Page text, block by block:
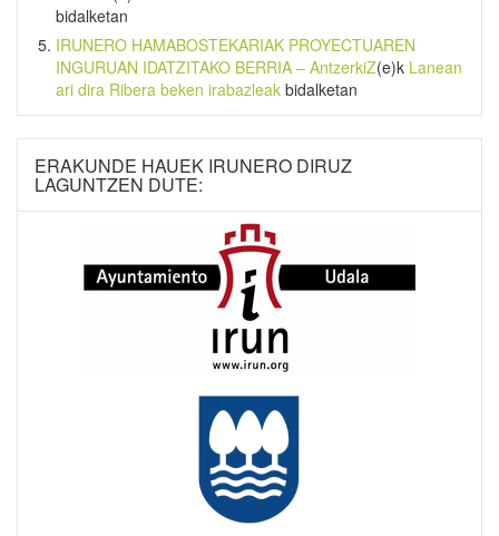
bidalketan
IRUNERO HAMABOSTEKARIAK PROYECTUAREN
INGURUAN IDATZITAKO BERRIA – AntzerkiZ(e)k Lanean
ari dira Ribera beken irabazleak bidalketan
ERAKUNDE HAUEK IRUNERO DIRUZ
LAGUNTZEN DUTE: